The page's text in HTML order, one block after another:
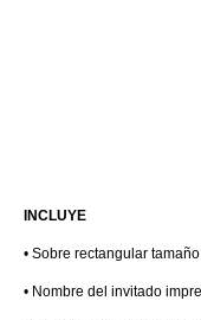
INCLUYE
• Sobre rectangular
• Nombre del invitado